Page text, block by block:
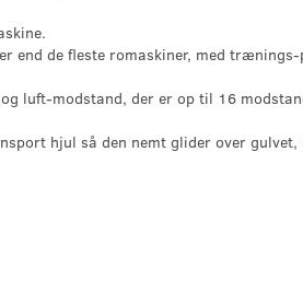
end de fleste romaskiner, med
luft-modstand, der er op til 16
hjul så den nemt glider over